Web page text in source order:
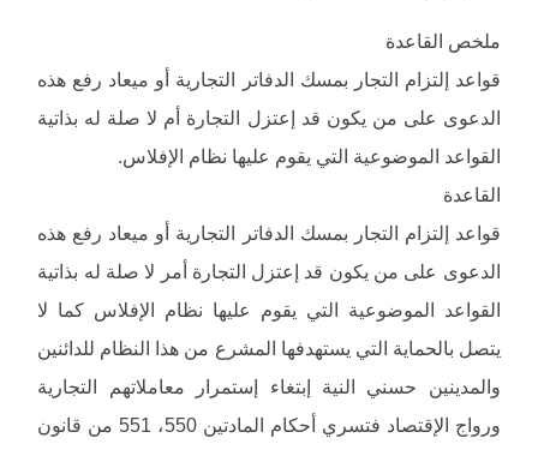
ملخص القاعدة
قواعد إلتزام التجار بمسك الدفاتر التجارية أو ميعاد رفع هذه
الدعوى على من يكون قد إعتزل التجارة أم لا صلة له بذاتية
القواعد الموضوعية التي يقوم عليها نظام الإفلاس.
القاعدة
قواعد إلتزام التجار بمسك الدفاتر التجارية أو ميعاد رفع هذه
الدعوى على من يكون قد إعتزل التجارة أمر لا صلة له بذاتية
القواعد الموضوعية التي يقوم عليها نظام الإفلاس كما لا
يتصل بالحماية التي يستهدفها المشرع من هذا النظام للدائنين
والمدينين حسني النية إبتغاء إستمرار معاملاتهم التجارية
ورواج الإقتصاد فتسري أحكام المادتين 550، 551 من قانون